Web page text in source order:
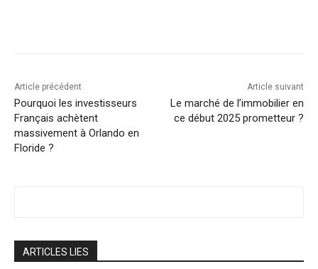
Article précédent
Pourquoi les investisseurs
Français achètent
massivement à Orlando en
Floride ?
Article suivant
Le marché de l’immobilier en
ce début 2025 prometteur ?
ARTICLES LIES